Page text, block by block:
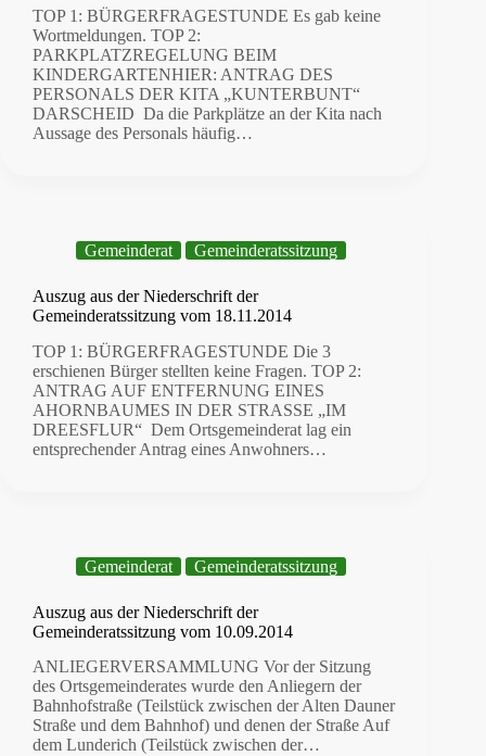
TOP 1: BÜRGERFRAGESTUNDE Es gab keine
Wortmeldungen. TOP 2:
PARKPLATZREGELUNG BEIM
KINDERGARTENHIER: ANTRAG DES
PERSONALS DER KITA „KUNTERBUNT“
DARSCHEID Da die Parkplätze an der Kita nach
Aussage des Personals häufig…
Gemeinderat Gemeinderatssitzung
Auszug aus der Niederschrift der
Gemeinderatssitzung vom 18.11.2014
TOP 1: BÜRGERFRAGESTUNDE Die 3
erschienen Bürger stellten keine Fragen. TOP 2:
ANTRAG AUF ENTFERNUNG EINES
AHORNBAUMES IN DER STRASSE „IM
DREESFLUR“ Dem Ortsgemeinderat lag ein
entsprechender Antrag eines Anwohners…
Gemeinderat Gemeinderatssitzung
Auszug aus der Niederschrift der
Gemeinderatssitzung vom 10.09.2014
ANLIEGERVERSAMMLUNG Vor der Sitzung
des Ortsgemeinderates wurde den Anliegern der
Bahnhofstraße (Teilstück zwischen der Alten Dauner
Straße und dem Bahnhof) und denen der Straße Auf
dem Lunderich (Teilstück zwischen der…